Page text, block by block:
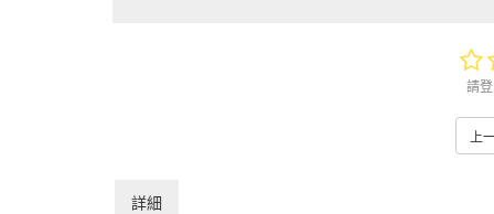
請
上
詳細